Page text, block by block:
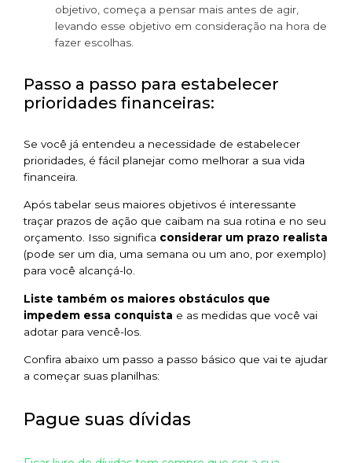
objetivo, começa a pensar mais antes de agir,
levando esse objetivo em consideração na hora de
fazer escolhas.
Passo a passo para estabelecer
prioridades financeiras:
Se você já entendeu a necessidade de estabelecer
prioridades, é fácil planejar como melhorar a sua vida
financeira.
Após tabelar seus maiores objetivos é interessante
traçar prazos de ação que caibam na sua rotina e no seu
orçamento. Isso significa considerar um prazo realista
(pode ser um dia, uma semana ou um ano, por exemplo)
para você alcançá-lo.
Liste também os maiores obstáculos que
impedem essa conquista e as medidas que você vai
adotar para vencê-los.
Confira abaixo um passo a passo básico que vai te ajudar
a começar suas planilhas:
Pague suas dívidas